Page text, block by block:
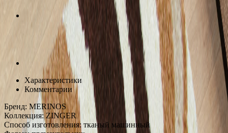
Характеристики
Комментарии
Бренд: MERINOS
Коллекция:ZINGER
Способ изготовления: тканый машинный